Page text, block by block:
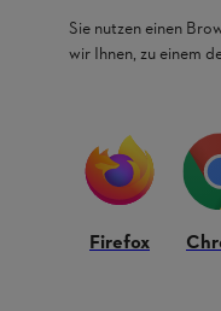
2-
Sie nutzen einen
wir Ihnen, zu einem
Firefox